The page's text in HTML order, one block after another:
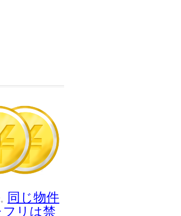
同じ物件
リは禁